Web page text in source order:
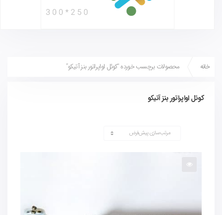
خانه محصولات برچسب خورده “کوئل اواپراتور بنز آتیکو”
کوئل اواپراتور بنز آتیکو